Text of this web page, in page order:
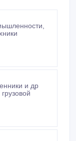
и др